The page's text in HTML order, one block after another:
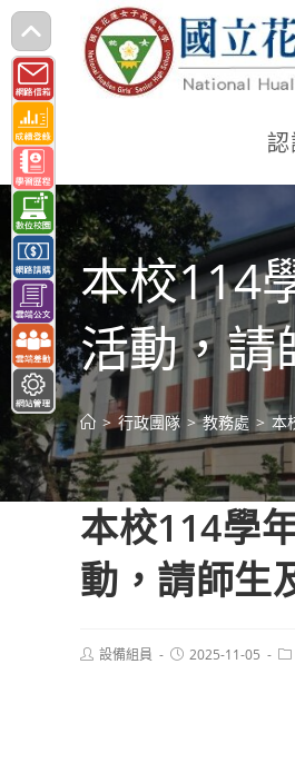
跳
轉
至
主
要
內
容
本校114
活動，請
> 行政團隊 > 教務處 > 本
本校114學
動，請師生
Post設備組員
Post2025-11-05